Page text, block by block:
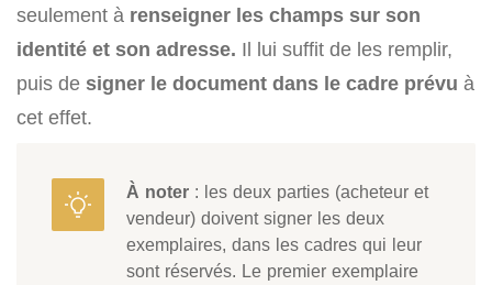
seulement à renseigner les champs sur son
identité et son adresse. Il lui suffit de les remplir,
puis de signer le document dans le cadre prévu à
cet effet.
À noter : les deux parties (acheteur et
vendeur) doivent signer les deux
exemplaires, dans les cadres qui leur
sont réservés. Le premier exemplaire